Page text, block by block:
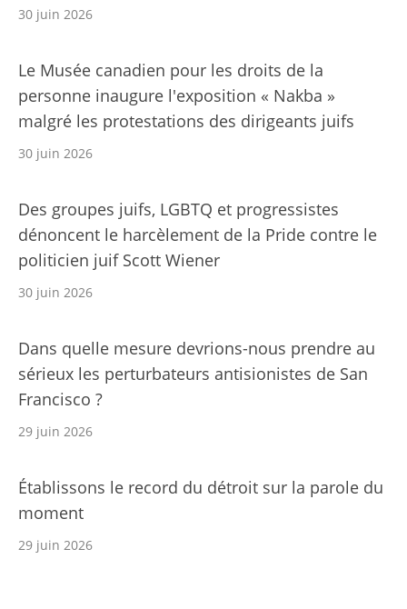
30 juin 2026
Le Musée canadien pour les droits de la
personne inaugure l'exposition « Nakba »
malgré les protestations des dirigeants juifs
30 juin 2026
Des groupes juifs, LGBTQ et progressistes
dénoncent le harcèlement de la Pride contre le
politicien juif Scott Wiener
30 juin 2026
Dans quelle mesure devrions-nous prendre au
sérieux les perturbateurs antisionistes de San
Francisco ?
29 juin 2026
Établissons le record du détroit sur la parole du
moment
29 juin 2026